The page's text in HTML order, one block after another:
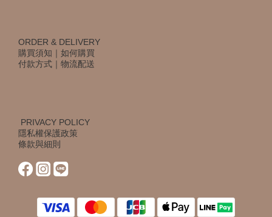
ORDER & DELIVERY
購買須知 ｜ 如何購買
付款方式 ｜ 物流配送
PRIVACY POLICY
隱私權保護政策
條款與細則